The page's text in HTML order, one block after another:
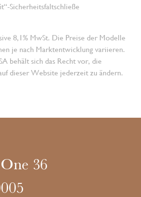
Sicherheitsfaltschließe
8,1% MwSt. Die Preise der Modelle
je nach Marktentwicklung variieren.
behält sich das Recht vor, die
dieser Website jederzeit zu ändern.
36